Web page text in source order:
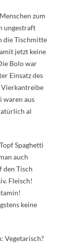
zum
ungestraft
die Tischmitte
jetzt keine
Bolo war
Einsatz des
Vierkantreibe
waren aus
al
Spaghetti
auch
den Tisch
Fleisch!
keine
Vegetarisch?